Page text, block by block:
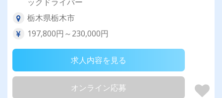
栃木県栃木市
197,800円～230,000円
求人内容を見る
オンライン応募